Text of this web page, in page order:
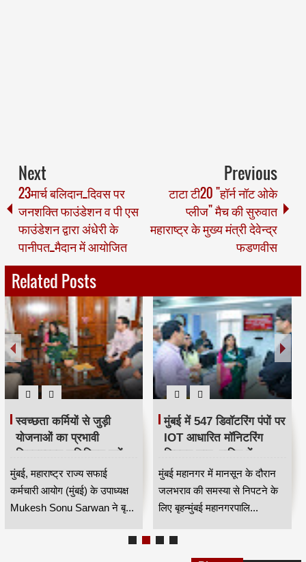
Next
23मार्च बलिदान_दिवस पर
जनशक्ति फाउंडेशन व पी एस
फाउंडेशन द्वारा अंधेरी के
पानीपत_मैदान में आयोजित
Previous
टाटा टी20 "हॉर्न नॉट ओके
प्लीज" मैच की सुरुवात
महाराष्ट्र के मुख्य मंत्री देवेन्द्र
फडणवीस
Related Posts
स्वच्छता कर्मियों से जुड़ी
योजनाओं का प्रभावी
क्रियान्वयन सुनिश्चित करें —
महाराष्ट्र राज्य सफाई
कर्मचारी आयोग के उपाध्यक्ष
मुकेश सोनू सरवान HKA
मुंबई, महाराष्ट्र राज्य सफाई
कर्मचारी आयोग (मुंबई) के उपाध्यक्ष
Mukesh Sonu Sarwan ने बृ...
मुंबई में 547 डिवॉटरिंग पंपों पर
IOT आधारित मॉनिटरिंग
सिस्टम लागू, बारिश में
जलभराव नियंत्रण होगा
अधिक प्रभावी
मुंबई महानगर में मानसून के दौरान
जलभराव की समस्या से निपटने के
लिए बृहन्मुंबई महानगरपालि...